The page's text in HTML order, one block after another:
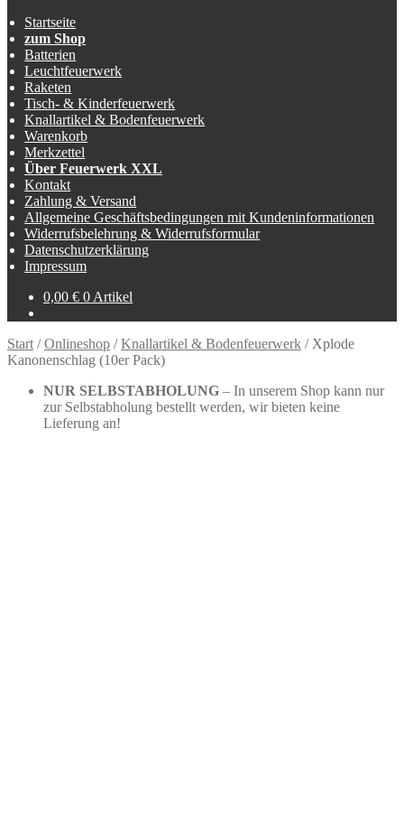
Startseite
zum Shop
Batterien
Leuchtfeuerwerk
Raketen
Tisch- & Kinderfeuerwerk
Knallartikel & Bodenfeuerwerk
Warenkorb
Merkzettel
Über Feuerwerk XXL
Kontakt
Zahlung & Versand
Allgemeine Geschäftsbedingungen mit Kundeninformationen
Widerrufsbelehrung & Widerrufsformular
Datenschutzerklärung
Impressum
0,00 € 0 Artikel
Start /Onlineshop /Knallartikel & Bodenfeuerwerk / Xplode
Kanonenschlag (10er Pack)
NUR SELBSTABHOLUNG – In unserem Shop kann nur
zur Selbstabholung bestellt werden, wir bieten keine
Lieferung an!